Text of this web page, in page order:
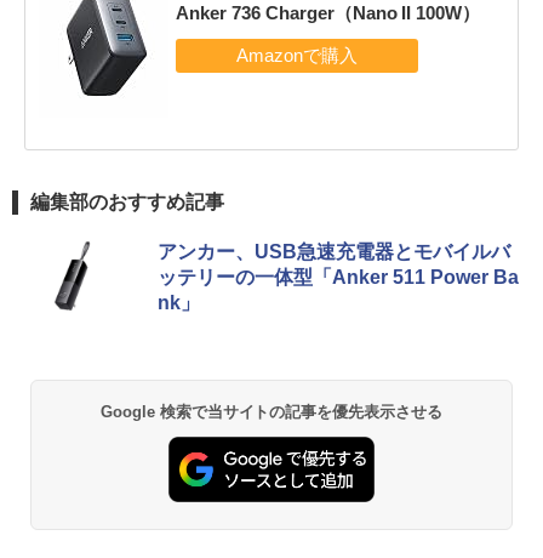
Anker 736 Charger（Nano II 100W）
編集部のおすすめ記事
アンカー、USB急速充電器とモバイルバ
ッテリーの一体型「Anker 511 Power Ba
nk」
Google 検索で当サイトの記事を優先表示させる